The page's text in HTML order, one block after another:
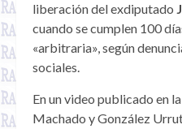
liberación del exdiputado
cuando se cumplen 100
«arbitraria», según
sociales.
En un video publicado en
Machado y González